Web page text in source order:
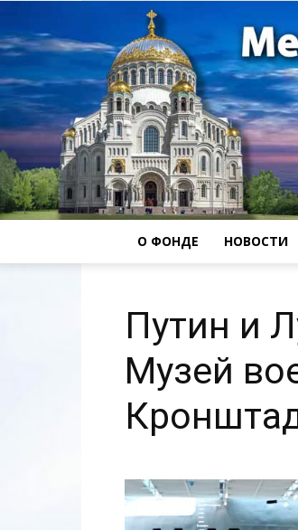
О ФОНДЕ НОВОСТИ
Путин и
Музей